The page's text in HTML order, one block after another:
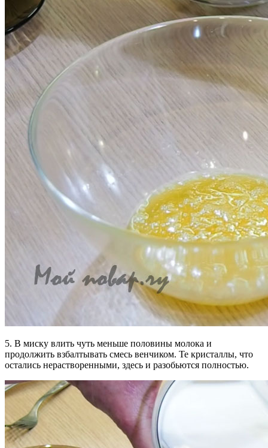
5. В миску влить чуть меньше половины молока и
продолжить взбалтывать смесь венчиком. Те кристаллы, что
остались нерастворенными, здесь и разобьются полностью.